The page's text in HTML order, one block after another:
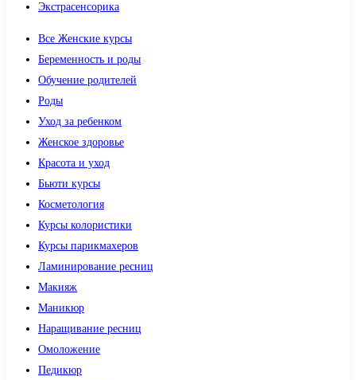
Экстрасенсорика
Все Женские курсы
Беременность и роды
Обучение родителей
Роды
Уход за ребенком
Женское здоровье
Красота и уход
Бьюти курсы
Косметология
Курсы колористики
Курсы парикмахеров
Ламинирование ресниц
Макияж
Маникюр
Наращивание ресниц
Омоложение
Педикюр